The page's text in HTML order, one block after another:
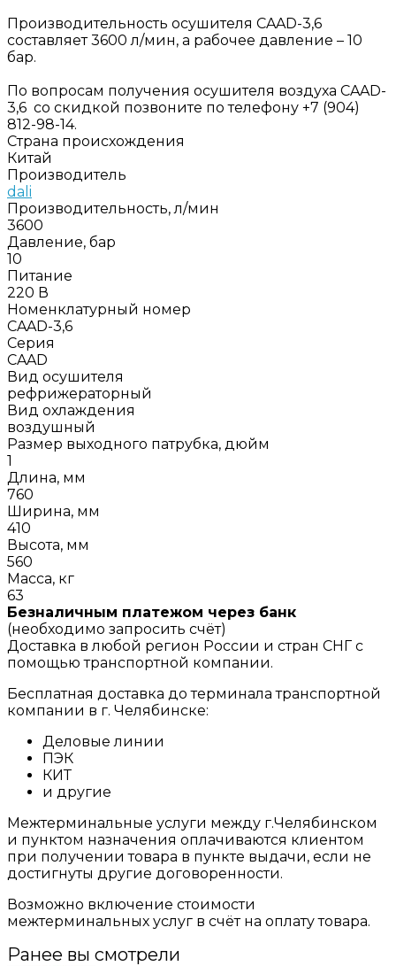
Производительность осушителя CAAD-3,6
составляет 3600 л/мин, а рабочее давление – 10
бар.
По вопросам получения осушителя воздуха CAAD-
3,6 со скидкой позвоните по телефону +7 (904)
812-98-14.
Страна происхождения
Китай
Производитель
dali
Производительность, л/мин
3600
Давление, бар
10
Питание
220 В
Номенклатурный номер
CAAD-3,6
Серия
CAAD
Вид осушителя
рефрижераторный
Вид охлаждения
воздушный
Размер выходного патрубка, дюйм
1
Длина, мм
760
Ширина, мм
410
Высота, мм
560
Масса, кг
63
Безналичным платежом через банк
(необходимо запросить счёт)
Доставка в любой регион России и стран СНГ с
помощью транспортной компании.
Бесплатная доставка до терминала транспортной
компании в г. Челябинске:
Деловые линии
ПЭК
КИТ
и другие
Межтерминальные услуги между г.Челябинском
и пунктом назначения оплачиваются клиентом
при получении товара в пункте выдачи, если не
достигнуты другие договоренности.
Возможно включение стоимости
межтерминальных услуг в счёт на оплату товара.
Ранее вы смотрели